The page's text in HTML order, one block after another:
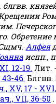
Крещении
Сщмч. Алфея
испп.,
12-19. Лит. -
46. Блгвв.
XV, 17 -
VII, 36-50 .